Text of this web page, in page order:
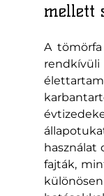
mellett
A
használat
fajták,